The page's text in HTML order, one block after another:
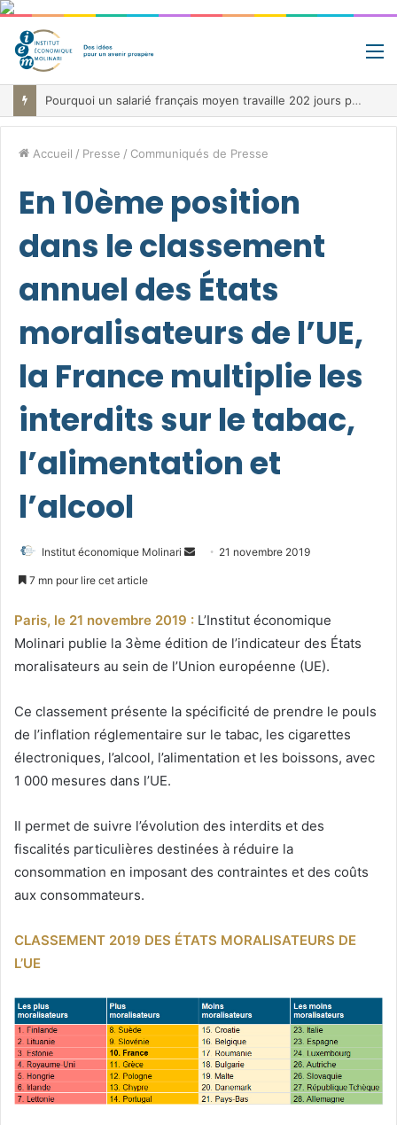
Pourquoi un salarié français moyen travaille 202 jours par an pour financer impôts et cotisations, un record dans toute l’Union européenne
Accueil / Presse / Communiqués de Presse
En 10ème position
dans le classement
annuel des États
moralisateurs de l’UE,
la France multiplie les
interdits sur le tabac,
l’alimentation et
l’alcool
Institut économique Molinari
Envoyer21 novembre 2019
7 mn pour lire cet article
Paris, le 21 novembre 2019 : L’Institut économique
Molinari publie la 3ème édition de l’indicateur des États
moralisateurs au sein de l’Union européenne (UE).
Ce classement présente la spécificité de prendre le pouls
de l’inflation réglementaire sur le tabac, les cigarettes
électroniques, l’alcool, l’alimentation et les boissons, avec
1 000 mesures dans l’UE.
Il permet de suivre l’évolution des interdits et des
fiscalités particulières destinées à réduire la
consommation en imposant des contraintes et des coûts
aux consommateurs.
CLASSEMENT 2019 DES ÉTATS MORALISATEURS DE
L’UE